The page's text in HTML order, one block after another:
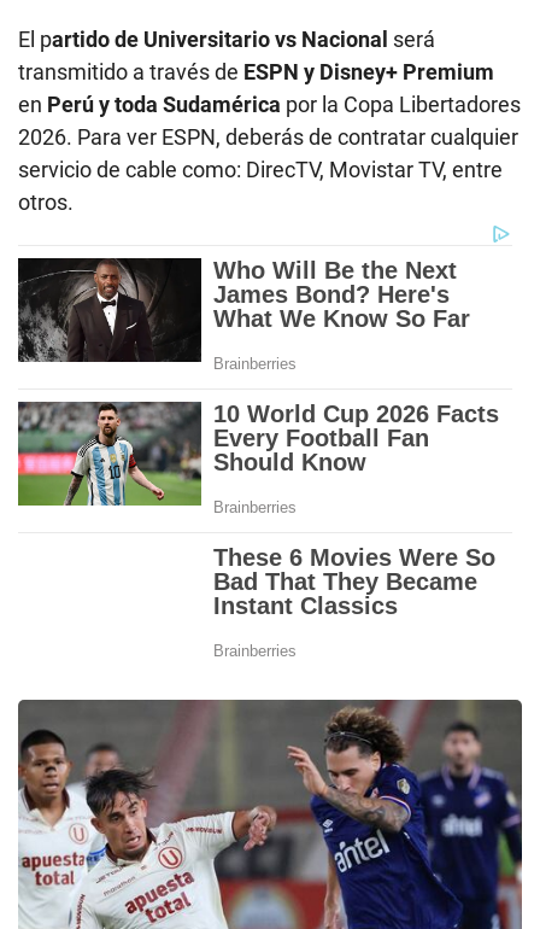
El partido de Universitario vs Nacional será
transmitido a través de ESPN y Disney+ Premium
en Perú y toda Sudamérica por la Copa Libertadores
2026. Para ver ESPN, deberás de contratar cualquier
servicio de cable como: DirecTV, Movistar TV, entre
otros.